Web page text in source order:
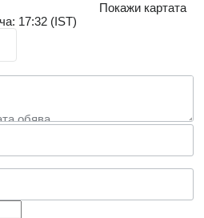
Покажи картата
17:32 (IST)